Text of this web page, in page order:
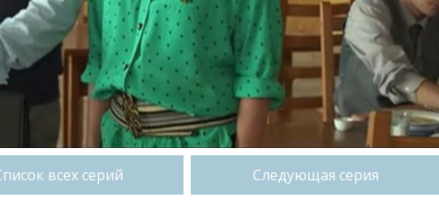
всех серий Следующая серия